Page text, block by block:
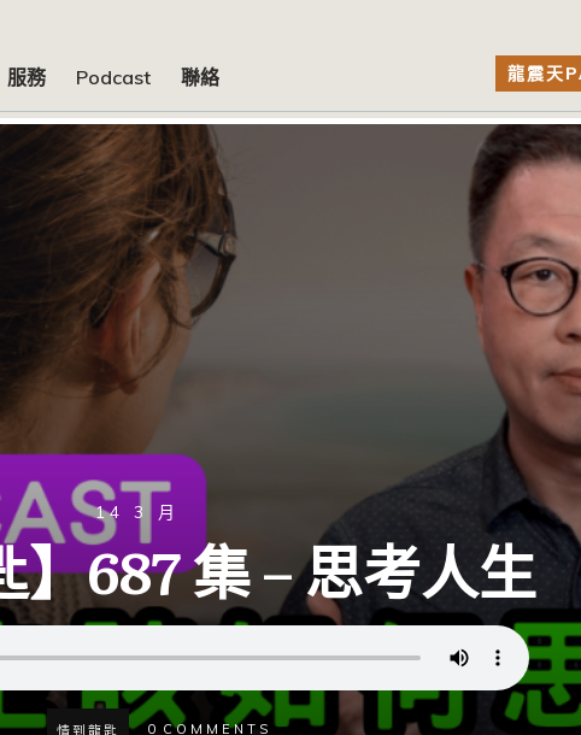
服務 Podcast 聯絡 龍震天
14 3 月
687 集 – 思考人生
0 COMMENTS